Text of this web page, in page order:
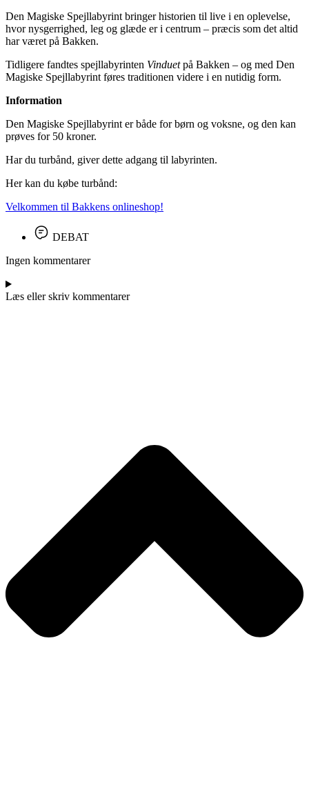
Den Magiske Spejllabyrint bringer historien til live i en oplevelse,
hvor nysgerrighed, leg og glæde er i centrum – præcis som det altid
har været på Bakken.
Tidligere fandtes spejllabyrinten Vinduetpå Bakken – og med Den
Magiske Spejllabyrint føres traditionen videre i en nutidig form.
Information
Den Magiske Spejllabyrint er både for børn og voksne, og den kan
prøves for 50 kroner.
Har du turbånd, giver dette adgang til labyrinten.
Her kan du købe turbånd:
Velkommen til Bakkens onlineshop!
DEBAT
Ingen kommentarer
Læs eller skriv kommentarer